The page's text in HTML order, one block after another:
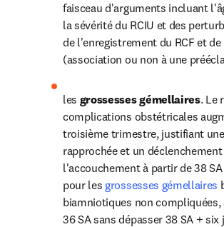
faisceau d'arguments incluant
la sévérité du RCIU et des
de l'enregistrement du RCF et
(association ou non à une
les grossesses gémellaires. Le
complications obstétricales
troisième trimestre, justifiant
rapprochée et un déclenchement
l'accouchement à partir de 38
pour les grossesses gémellaires
biamniotiques non compliquées,
36 SA sans dépasser 38 SA +